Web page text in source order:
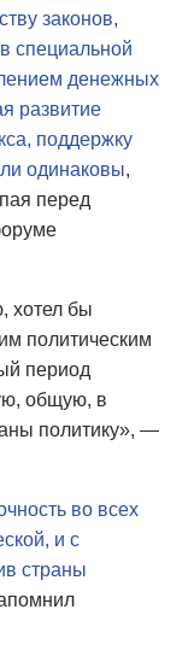
законов,
специальной
денежных
развитие
поддержку
одинаковы,
перед
хотел бы
политическим
период
общую, в
политику», —
во всех
и с
страны